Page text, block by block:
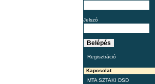
Jelszó
Regisztráció
Kapcsolat
MTA SZTAKI DSD